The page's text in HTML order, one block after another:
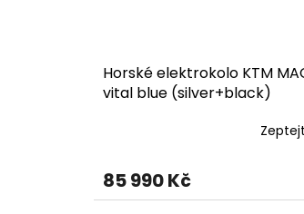
Horské elektrokolo KTM
vital blue (silver+black)
85 990 Kč